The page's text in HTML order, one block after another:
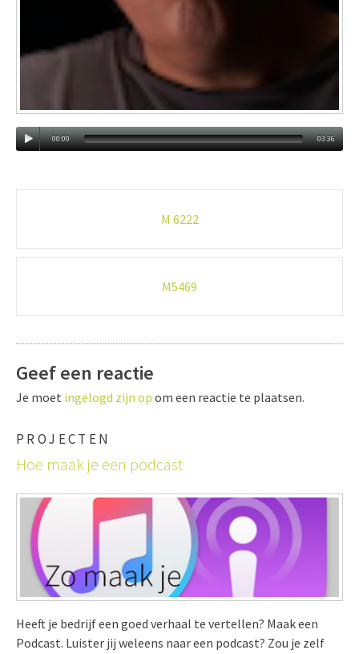
00:00 03:36
M 6222
M5469
Geef een reactie
Je moet ingelogd zijn op om een reactie te plaatsen.
PROJECTEN
Hoe maak je een podcast
Heeft je bedrijf een goed verhaal te vertellen? Maak een
Podcast. Luister jij weleens naar een podcast? Zou je zelf